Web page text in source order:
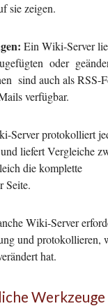
sie zeigen.
Ein Wiki-Server
oder
sind auch als RSS-
verfügbar.
Server protokolliert
liefert Vergleiche
die komplette
Seite.
Wiki-Server
und protokollieren,
hat.
Werkzeuge